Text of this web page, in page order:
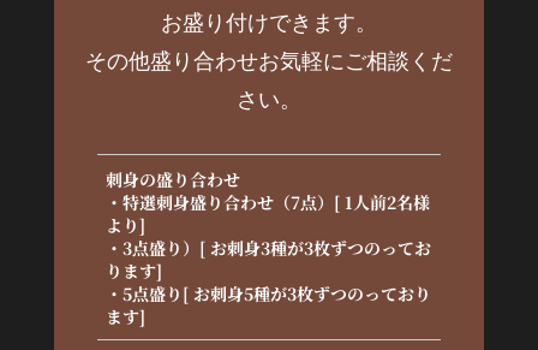
お盛り付けできます。
その他盛り合わせお気軽にご相談くだ
さい。
刺身の盛り合わせ
・特選刺身盛り合わせ（7点）[ 1人前2名様
より]
・3点盛り）[ お刺身3種が3枚ずつのってお
ります]
・5点盛り[ お刺身5種が3枚ずつのっており
ます]